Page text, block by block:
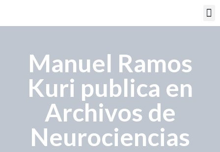
Manuel Ramos
Kuri publica en
Archivos de
Neurociencias